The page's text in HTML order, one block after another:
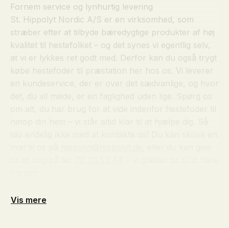
Fornem service og lynhurtig levering
St. Hippolyt Nordic A/S er en virksomhed, som
stræber efter at tilbyde bæredygtige produkter af høj
kvalitet til hestefolket – og det synes vi egentlig selv,
at vi er lykkes ret godt med. Derfor kan du også trygt
købe hestefoder til præstation her hos os. Vi leverer
Vis mere